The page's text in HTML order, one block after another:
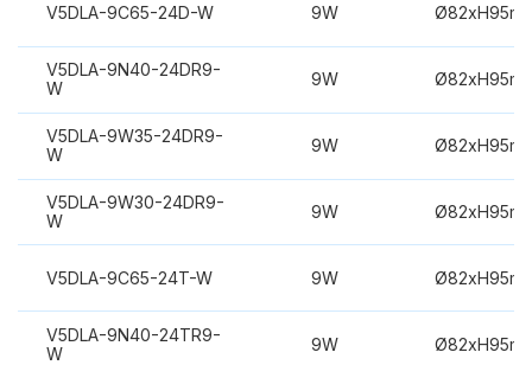
V5DLA-9C65-24D-W 9W
V5DLA-9N40-24DR9-
W
9W
V5DLA-9W35-24DR9-
W
9W
V5DLA-9W30-24DR9-
W
9W
V5DLA-9C65-24T-W 9W
V5DLA-9N40-24TR9-
W
9W